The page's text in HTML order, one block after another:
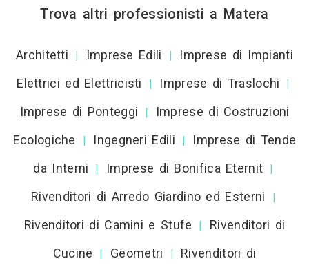
Trova altri professionisti a Matera
Architetti | Imprese Edili |
Imprese di Impianti
Elettrici ed Elettricisti
| Imprese di Traslochi |
Imprese di Ponteggi |
Imprese di Costruzioni
Ecologiche
| Ingegneri Edili |
Imprese di Tende
da Interni
| Imprese di Bonifica Eternit |
Rivenditori di Arredo Giardino ed Esterni |
Rivenditori di Camini e Stufe |
Rivenditori di
Cucine
| Geometri |
Rivenditori di